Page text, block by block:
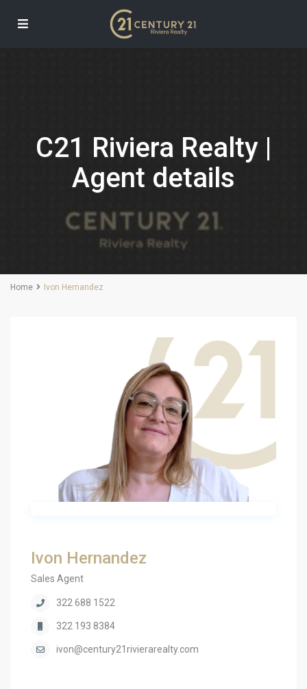
C21 Riviera Realty |
Agent details
Home Ivon Hernandez
Ivon Hernandez
Sales Agent
322 688 1522
322 193 8384
ivon@century21rivierarealty.com